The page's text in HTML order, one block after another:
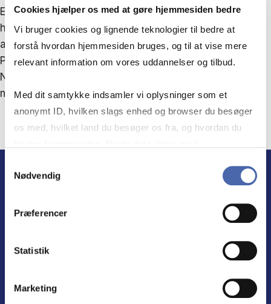
Cookies hjælper os med at gøre hjemmesiden bedre
Vi bruger cookies og lignende teknologier til bedre at
forstå hvordan hjemmesiden bruges, og til at vise mere
relevant information om vores uddannelser og tilbud.
Med dit samtykke indsamler vi oplysninger som et
anonymt ID, hvilken slags enhed og browser du besøger
os med, hvilket land du besøger os fra, og hvordan du
markedsføring. Du bestemmer selv - og kan altid trække
Nødvendig
Præferencer
Statistik
Marketing
Europas situation fuldt ud, og de er optaget af,
hvordan vi redder Vestens civilisation, nu hvor ingen
andre bekymrer sig om den.
Patriotisk lederskab skal funderes i sådanne samtaler.
Nu har også du læst denne kronik og dermed er du
med i samtalen: ”Lad os arbejde for fædrelandet”.
LEDELSE I FOKUS
Ved at kombinere erhvervsøkonomi med en
udfordringer klæder CBS nuværende og
fremtidige ledere på til at sætte retning og